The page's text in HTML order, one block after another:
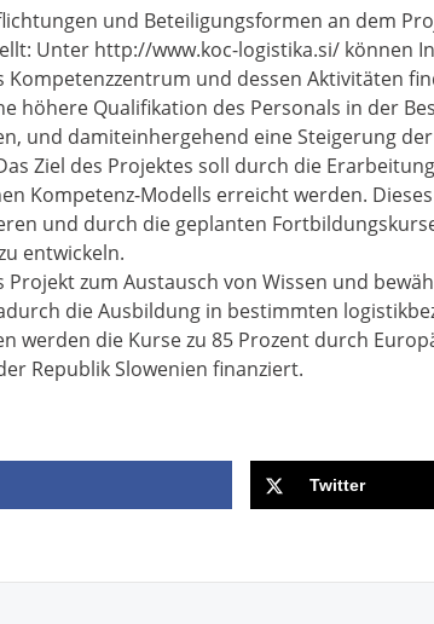
und Beteiligungsformen an dem
Unter http://www.koc-logistika.si/ können
und dessen Aktivitäten
höhere Qualifikation des Personals in der
und damiteinhergehend eine Steigerung
Ziel des Projektes soll durch die
Kompetenz-Modells erreicht werden.
und durch die geplanten
entwickeln.
zum Austausch von Wissen und
die Ausbildung in bestimmten
werden die Kurse zu 85 Prozent durch
Republik Slowenien finanziert.
Twitter